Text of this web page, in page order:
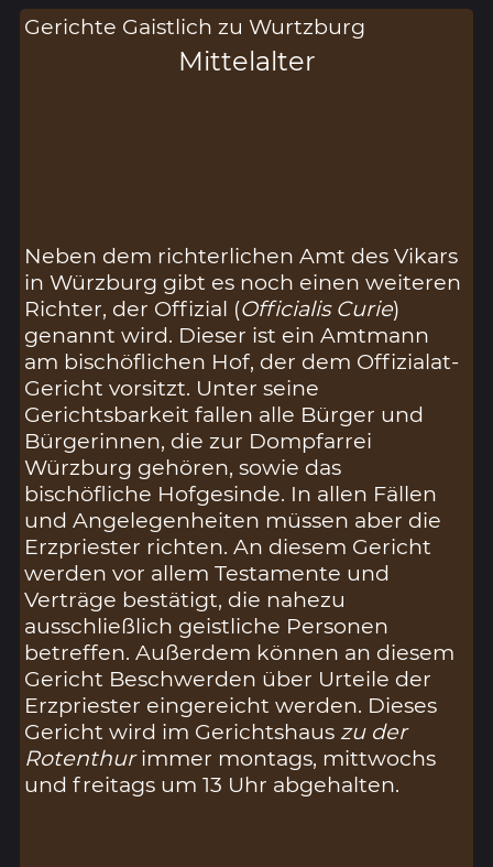
Gerichte Gaistlich zu Wurtzburg
Mittelalter
Neben dem richterlichen Amt des Vikars
in Würzburg gibt es noch einen weiteren
Richter, der Offizial (Officialis Curie)
genannt wird. Dieser ist ein Amtmann
am bischöflichen Hof, der dem Offizialat-
Gericht vorsitzt. Unter seine
Gerichtsbarkeit fallen alle Bürger und
Bürgerinnen, die zur Dompfarrei
Würzburg gehören, sowie das
bischöfliche Hofgesinde. In allen Fällen
und Angelegenheiten müssen aber die
Erzpriester richten. An diesem Gericht
werden vor allem Testamente und
Verträge bestätigt, die nahezu
ausschließlich geistliche Personen
betreffen. Außerdem können an diesem
Gericht Beschwerden über Urteile der
Erzpriester eingereicht werden. Dieses
Gericht wird im Gerichtshaus zu der
Rotenthurimmer montags, mittwochs
und freitags um 13 Uhr abgehalten.